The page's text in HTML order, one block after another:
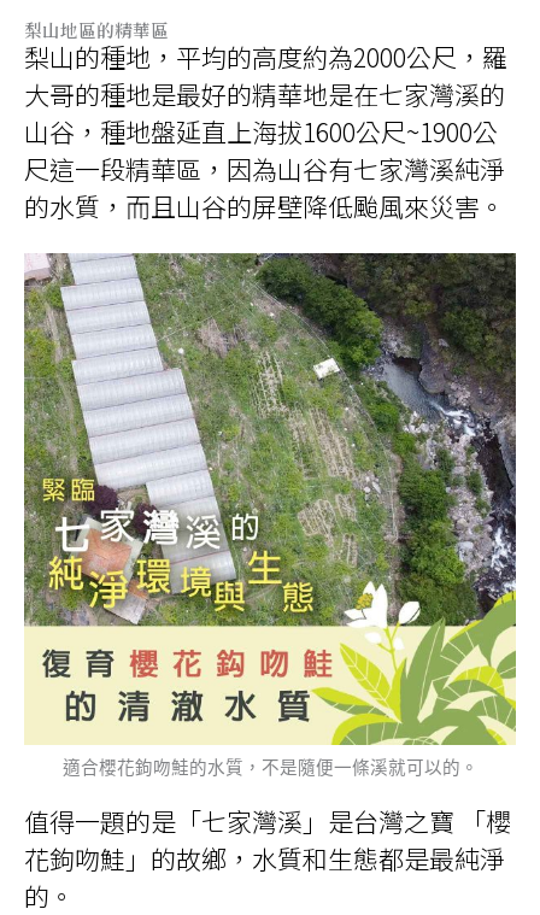
梨山地區的精華區
梨山的種地，平均的高度約為2000公尺，羅
大哥的種地是最好的精華地是在七家灣溪的
山谷，種地盤延直上海拔1600公尺~1900公
尺這一段精華區，因為山谷有七家灣溪純淨
的水質，而且山谷的屏壁降低颱風來災害。
適合櫻花鉤吻鮭的水質，不是隨便一條溪就可以的。
值得一題的是「七家灣溪」是台灣之寶 「櫻
花鉤吻鮭」的故鄉，水質和生態都是最純淨
的。